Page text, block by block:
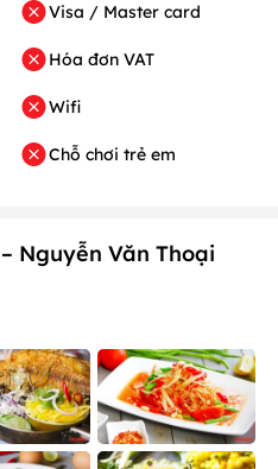
Visa / Master card
Hóa đơn VAT
Wifi
Chỗ chơi trẻ em
Nguyễn Văn Thoại